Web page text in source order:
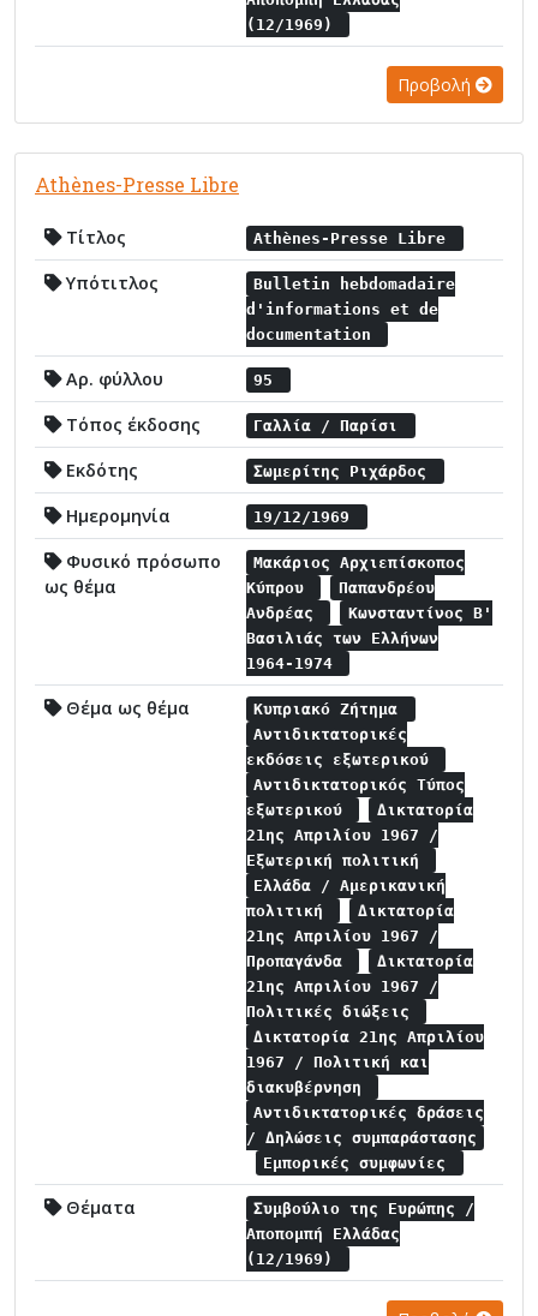
(12/1969)
Προβολή
Athènes-Presse Libre
Τίτλος Athènes-Presse Libre
Υπότιτλος
Bulletin hebdomadaire
d'informations et de
documentation
Αρ. φύλλου 95
Τόπος έκδοσης Γαλλία / Παρίσι
Εκδότης Σωμερίτης Ριχάρδος
Ημερομηνία 19/12/1969
Φυσικό πρόσωπο
ως θέμα
Μακάριος Αρχιεπίσκοπος
Κύπρου
Παπανδρέου
Ανδρέας
Κωνσταντίνος Β'
Βασιλιάς των Ελλήνων
1964-1974
Θέμα ως θέμα
Κυπριακό Ζήτημα
Αντιδικτατορικές
εκδόσεις εξωτερικού
Αντιδικτατορικός Τύπος
εξωτερικού
Δικτατορία
21ης Απριλίου 1967 /
Εξωτερική πολιτική
Ελλάδα / Αμερικανική
πολιτική
Δικτατορία
21ης Απριλίου 1967 /
Προπαγάνδα
Δικτατορία
21ης Απριλίου 1967 /
Πολιτικές διώξεις
Δικτατορία 21ης Απριλίου
1967 / Πολιτική και
διακυβέρνηση
Αντιδικτατορικές δράσεις
/ Δηλώσεις συμπαράστασης
Εμπορικές συμφωνίες
Θέματα
Συμβούλιο της Ευρώπης /
Αποπομπή Ελλάδας
(12/1969)